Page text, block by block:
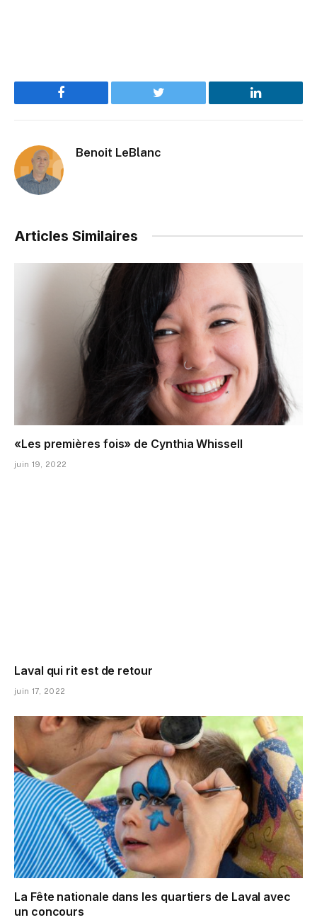
Facebook Twitter LinkedIn
Benoit LeBlanc
Articles Similaires
«Les premières fois» de Cynthia Whissell
juin 19, 2022
Laval qui rit est de retour
juin 17, 2022
La Fête nationale dans les quartiers de Laval avec
un concours